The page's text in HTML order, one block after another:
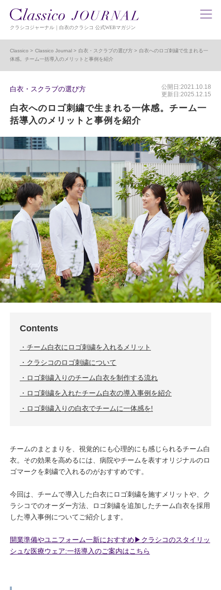
クラシコジャーナル｜白衣のクラシコ 公式WEBマガジン
Classico Classico Journal 白衣・スクラブの選び方
白衣へのロゴ刺繍で生まれる一
体感。チーム一括導入のメリットと事例を紹介
白衣・スクラブの選び方
公開日:2021.10.18
更新日:2025.12.15
白衣へのロゴ刺繍で生まれる一体感。チーム一
括導入のメリットと事例を紹介
Contents
チーム白衣にロゴ刺繍を入れるメリット
クラシコのロゴ刺繍について
ロゴ刺繍入りのチーム白衣を制作する流れ
ロゴ刺繍を入れたチーム白衣の導入事例を紹介
ロゴ刺繍入りの白衣でチームに一体感を!
チームのまとまりを、視覚的にも心理的にも感じられるチーム白
衣。その効果を高めるには、病院やチームを表すオリジナルのロ
ゴマークを刺繍で入れるのがおすすめです。
今回は、チームで導入した白衣にロゴ刺繍を施すメリットや、ク
ラシコでのオーダー方法、ロゴ刺繍を追加したチーム白衣を採用
した導入事例についてご紹介します。
開業準備やユニフォーム一新におすすめ▶︎クラシコのスタイリッ
シュな医療ウェア:一括導入のご案内はこちら